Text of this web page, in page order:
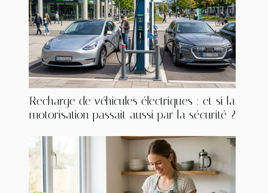
Recharge de véhicules électriques : et si la
motorisation passait aussi par la sécurité ?